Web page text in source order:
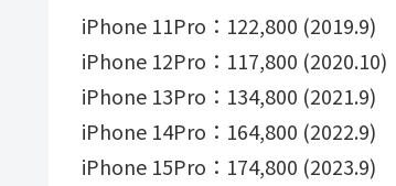
iPhone 11Pro：122,800 (2019.9)
iPhone 12Pro：117,800 (2020.10)
iPhone 13Pro：134,800 (2021.9)
iPhone 14Pro：164,800 (2022.9)
iPhone 15Pro：174,800 (2023.9)